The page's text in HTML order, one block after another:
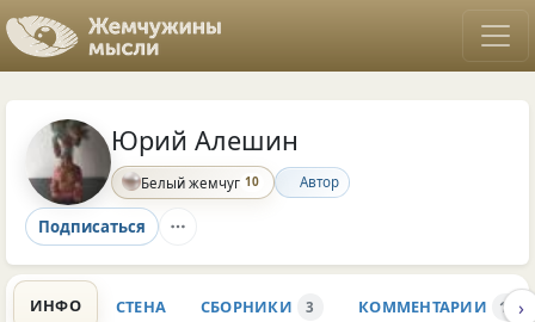
Юрий Алешин
Белый жемчуг 10 Автор
Подписаться
ИНФО СТЕНА СБОРНИКИ 3 КОММЕНТАРИИ 1.8K
›